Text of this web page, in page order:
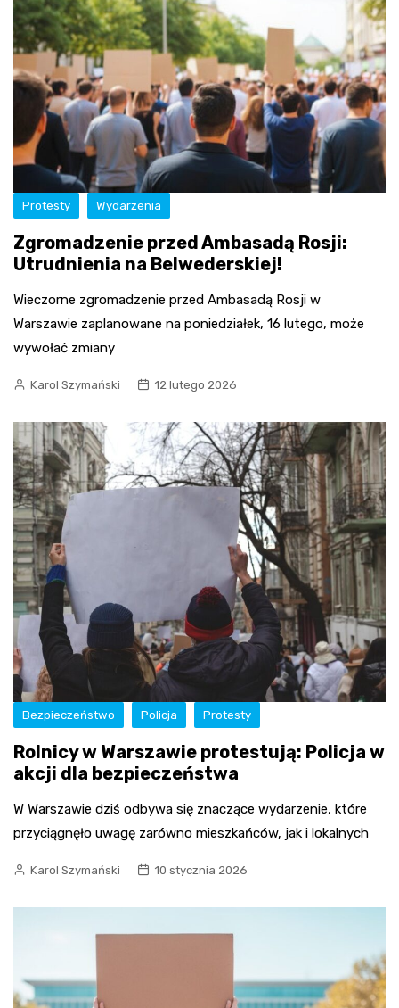
Protesty Wydarzenia
Zgromadzenie przed Ambasadą Rosji:
Utrudnienia na Belwederskiej!
Wieczorne zgromadzenie przed Ambasadą Rosji w
Warszawie zaplanowane na poniedziałek, 16 lutego, może
wywołać zmiany
Karol Szymański 12 lutego 2026
Bezpieczeństwo Policja Protesty
Rolnicy w Warszawie protestują: Policja w
akcji dla bezpieczeństwa
W Warszawie dziś odbywa się znaczące wydarzenie, które
przyciągnęło uwagę zarówno mieszkańców, jak i lokalnych
Karol Szymański 10 stycznia 2026